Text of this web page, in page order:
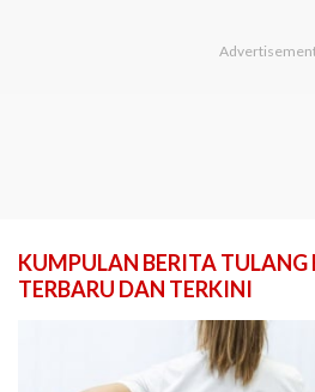
KUMPULAN BERITA TULANG
TERBARU DAN TERKINI